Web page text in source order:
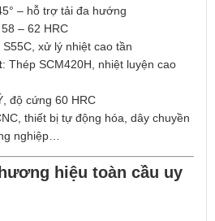
– hỗ trợ tải đa hướng
58 – 62 HRC
S55C, xử lý nhiệt cao tần
: Thép SCM420H, nhiệt luyện cao
độ cứng 60 HRC
thiết bị tự động hóa, dây chuyền
nghiệp…
hiệu toàn cầu uy